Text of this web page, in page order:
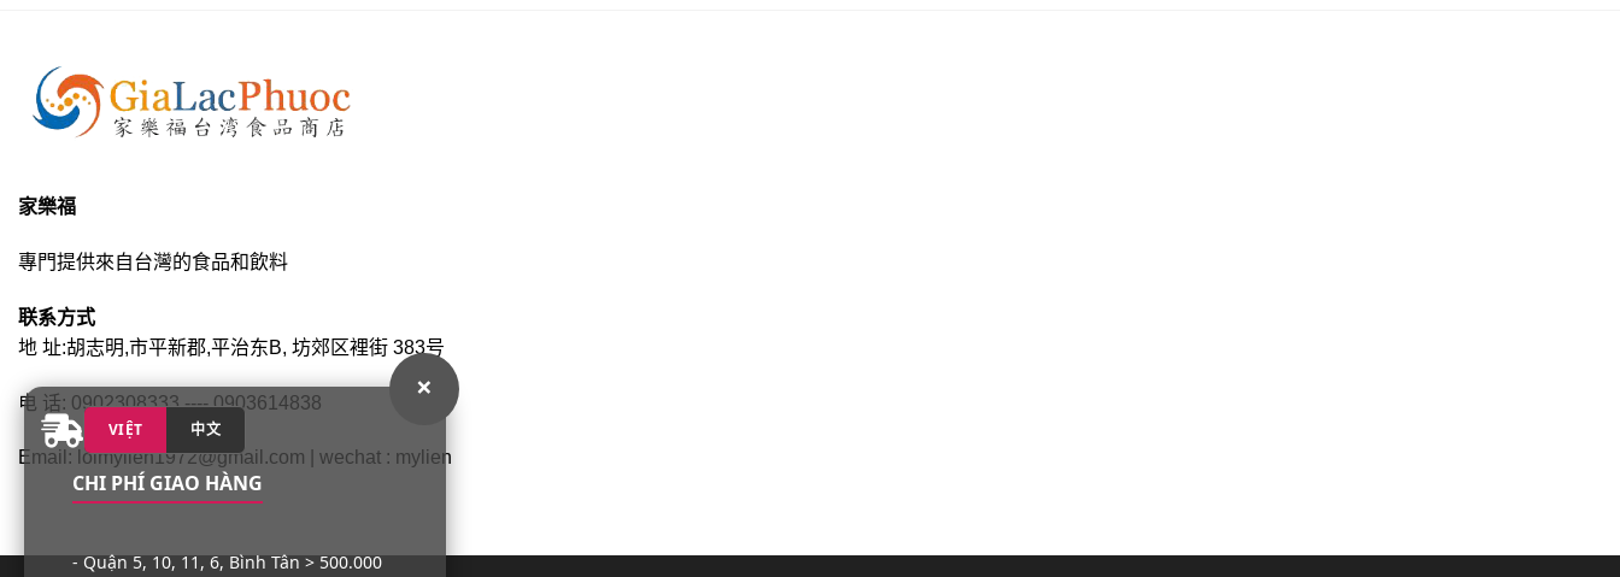
×
VIỆT 中文
CHI PHÍ GIAO HÀNG
- Quận 5, 10, 11, 6, Bình Tân > 500.000
家樂福
專門提供來自台灣的食品和飲料
联系方式
地 址:胡志明,市平新郡,平治东B, 坊郊区裡街 383号
电 话: 0902308333 ---- 0903614838
Email: loimylien1972@gmail.com | wechat : mylien